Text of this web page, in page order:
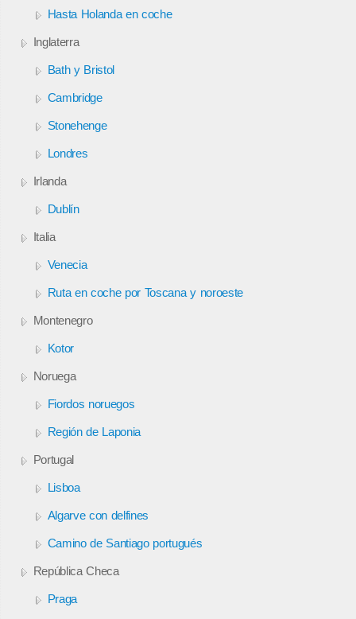
Hasta Holanda en coche
Inglaterra
Bath y Bristol
Cambridge
Stonehenge
Londres
Irlanda
Dublín
Italia
Venecia
Ruta en coche por Toscana y noroeste
Montenegro
Kotor
Noruega
Fiordos noruegos
Región de Laponia
Portugal
Lisboa
Algarve con delfines
Camino de Santiago portugués
República Checa
Praga